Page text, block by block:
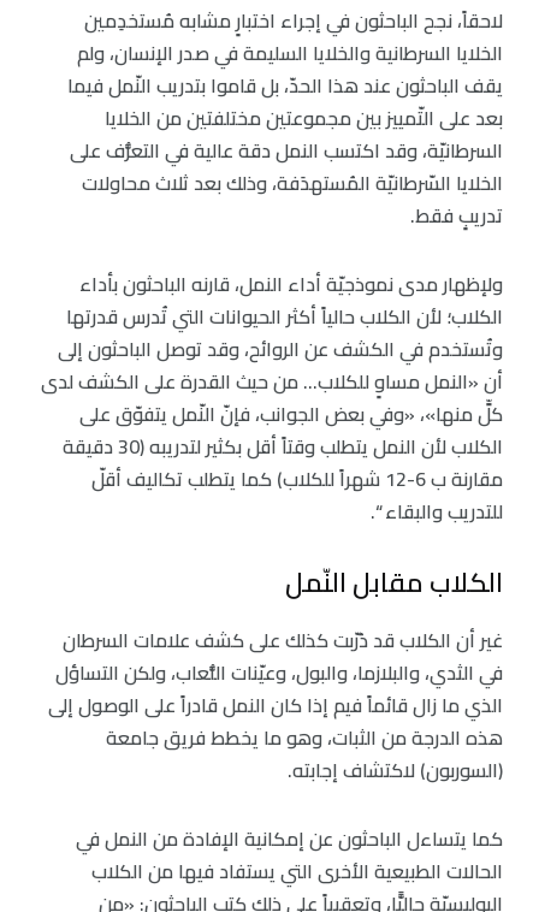
لاحقاً، نجح الباحثون في إجراء اختبارٍ مشابه مُستخدِمين
الخلايا السرطانية والخلايا السليمة في صدر الإنسان، ولم
يقف الباحثون عند هذا الحدّ، بل قاموا بتدريب النّمل فيما
بعد على التّمييز بين مجموعتين مختلفتين من الخلايا
السرطانيّة، وقد اكتسب النمل دقة عالية في التعرُّف على
الخلايا السّرطانيّة المُستهدَفة، وذلك بعد ثلاث محاولات
تدريبٍ فقط.
ولإظهار مدى نموذجيّة أداء النمل، قارنه الباحثون بأداء
الكلاب؛ لأن الكلاب حالياً أكثر الحيوانات التي تُدرس قدرتها
وتُستخدم في الكشف عن الروائح، وقد توصل الباحثون إلى
أن «النمل مساوٍ للكلاب… من حيث القدرة على الكشف لدى
كلٍّ منها»، «وفي بعض الجوانب، فإنّ النّمل يتفوّق على
الكلاب لأن النمل يتطلب وقتاً أقل بكثير لتدريبه (30 دقيقة
مقارنة ب 6-12 شهراً للكلاب) كما يتطلب تكاليف أقلّ
للتدريب والبقاء “.
الكلاب مقابل النّمل
غير أن الكلاب قد دُرّبت كذلك على كشف علامات السرطان
في الثدي، والبلازما، والبول، وعيّنات اللُّعاب، ولكن التساؤل
الذي ما زال قائماً فيم إذا كان النمل قادراً على الوصول إلى
هذه الدرجة من الثبات، وهو ما يخطط فريق جامعة
(السوربون) لاكتشاف إجابته.
كما يتساءل الباحثون عن إمكانية الإفادة من النمل في
الحالات الطبيعية الأخرى التي يستفاد فيها من الكلاب
البوليسيّة حاليًّا، وتعقيباً على ذلك كتب الباحثون: «من